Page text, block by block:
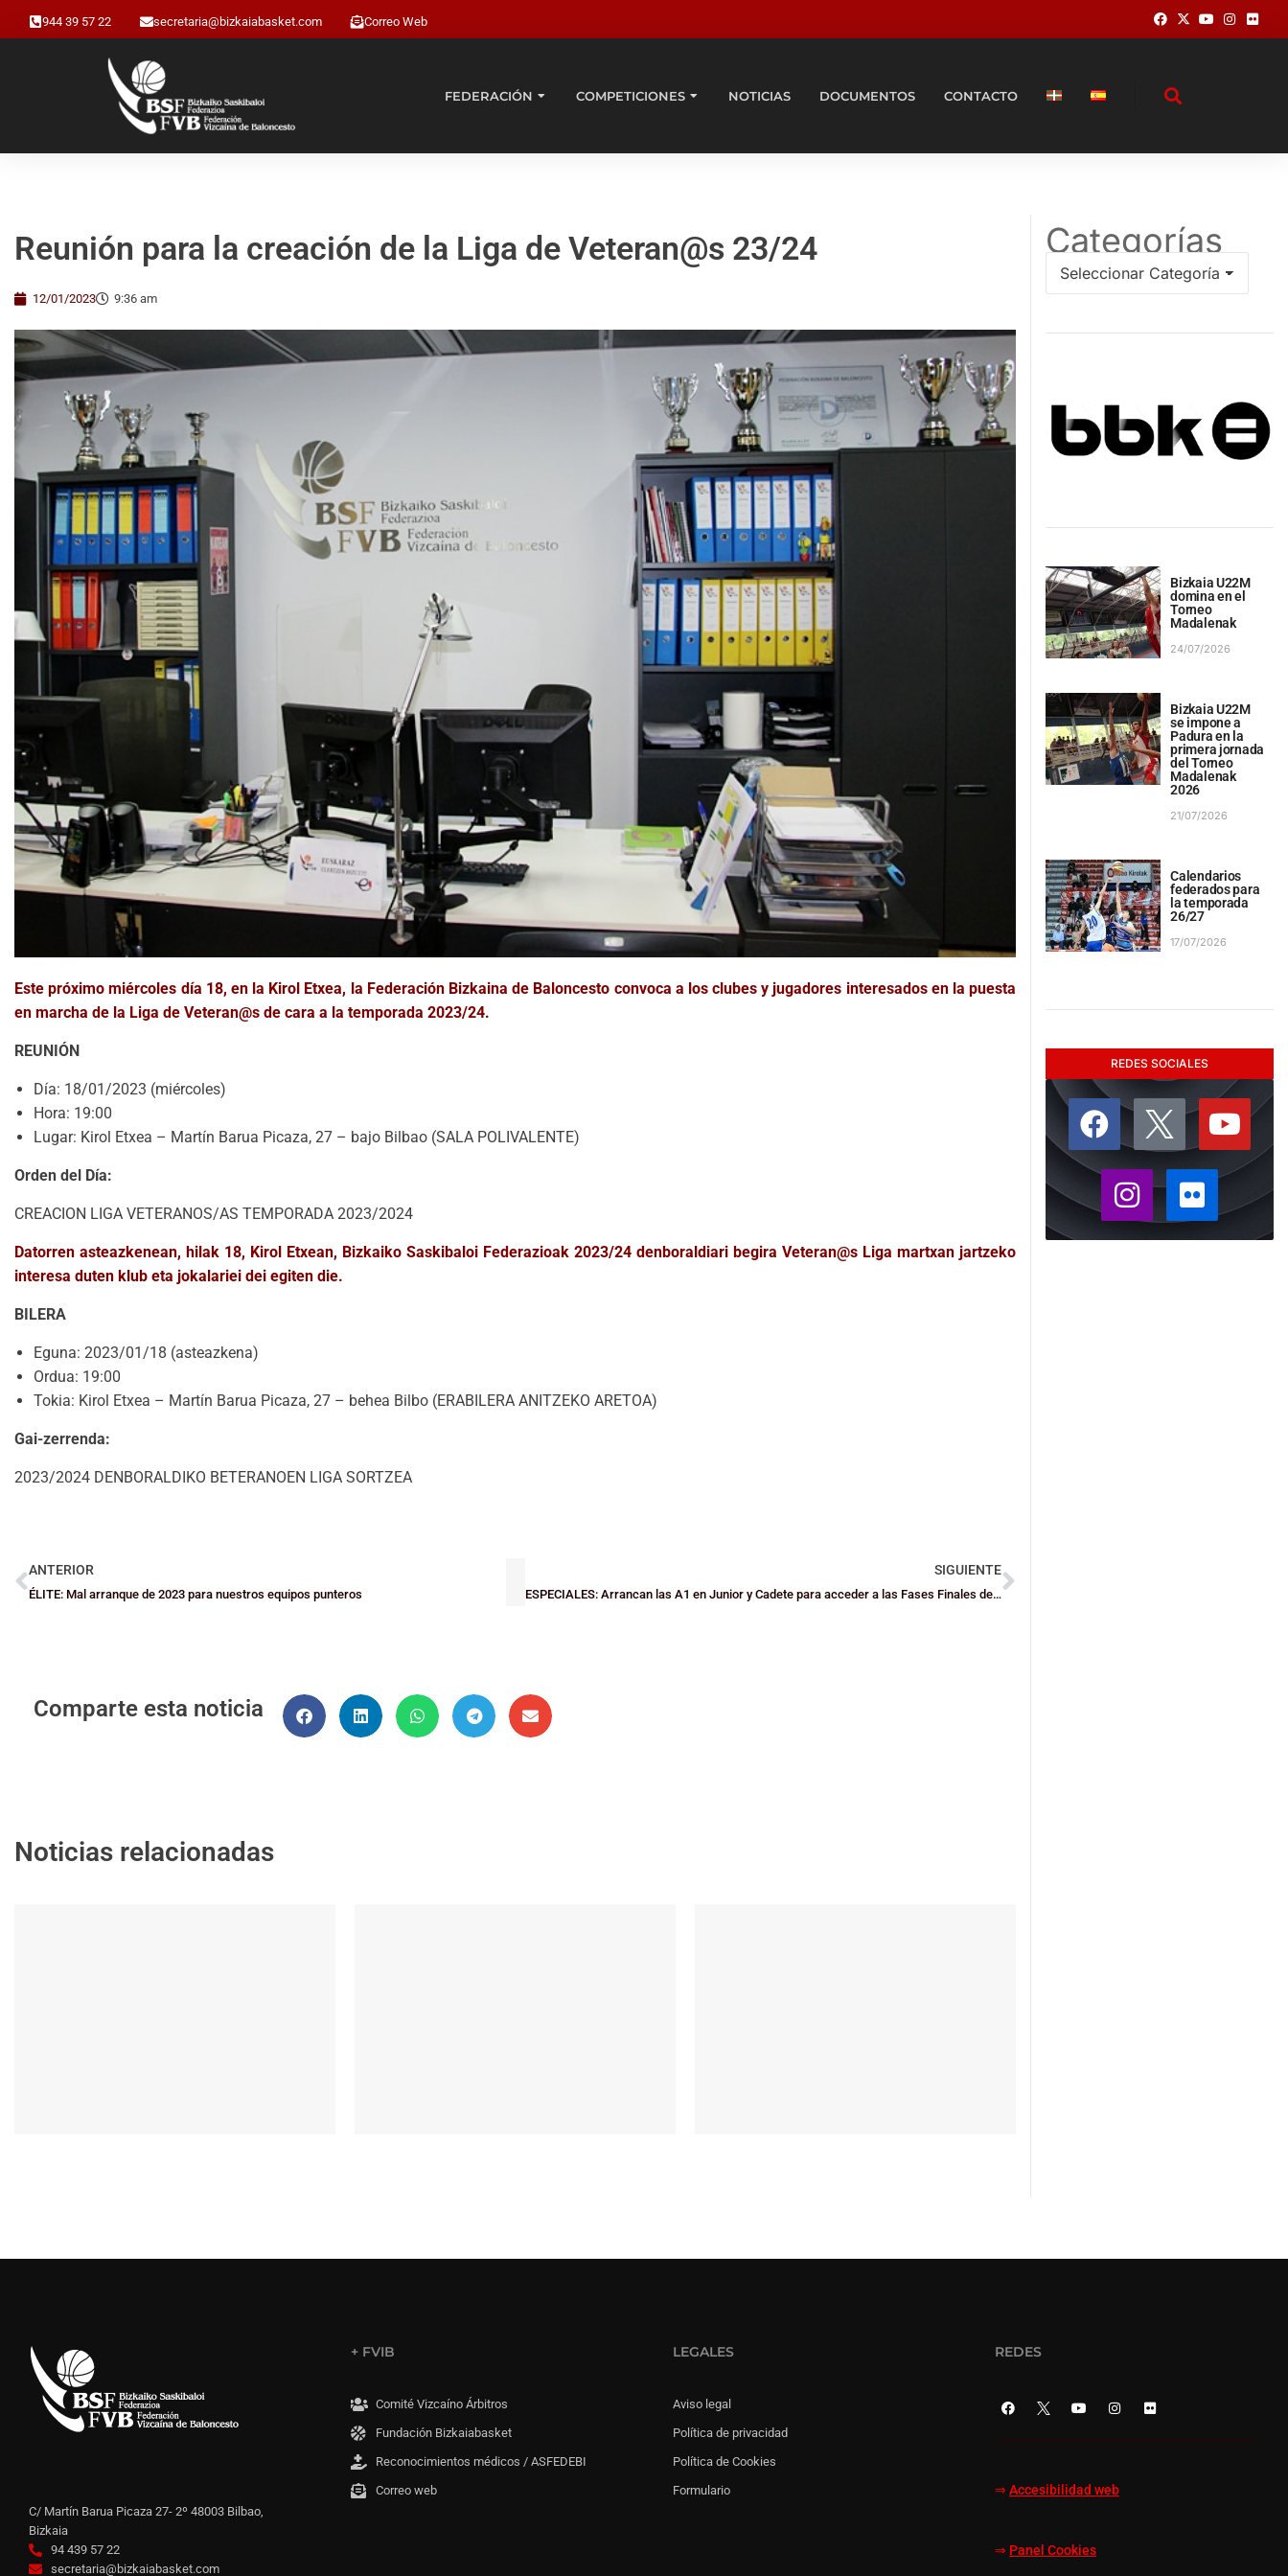
944 39 57 22 secretaria@bizkaiabasket.com Correo Web
FEDERACIÓN COMPETICIONES NOTICIAS DOCUMENTOS CONTACTO
Reunión para la creación de la Liga de Veteran@s 23/24
12/01/2023 9:36 am
Este próximo miércoles día 18, en la Kirol Etxea, la Federación Bizkaina de Baloncesto convoca a los clubes y jugadores interesados en la puesta
en marcha de la Liga de Veteran@s de cara a la temporada 2023/24.
REUNIÓN
Día: 18/01/2023 (miércoles)
Hora: 19:00
Lugar: Kirol Etxea – Martín Barua Picaza, 27 – bajo Bilbao (SALA POLIVALENTE)
Orden del Día:
CREACION LIGA VETERANOS/AS TEMPORADA 2023/2024
Datorren asteazkenean, hilak 18, Kirol Etxean, Bizkaiko Saskibaloi Federazioak 2023/24 denboraldiari begira Veteran@s Liga martxan jartzeko
interesa duten klub eta jokalariei dei egiten die.
BILERA
Eguna: 2023/01/18 (asteazkena)
Ordua: 19:00
Tokia: Kirol Etxea – Martín Barua Picaza, 27 – behea Bilbo (ERABILERA ANITZEKO ARETOA)
Gai-zerrenda:
2023/2024 DENBORALDIKO BETERANOEN LIGA SORTZEA
ANTERIOR
ÉLITE: Mal arranque de 2023 para nuestros equipos punteros
SIGUIENTE
ESPECIALES: Arrancan las A1 en Junior y Cadete para acceder a las Fases Finales de Bizkaia
Comparte esta noticia
Noticias relacionadas
Categorías
Bizkaia U22M
domina en el
Torneo
Madalenak
24/07/2026
Bizkaia U22M
se impone a
Padura en la
primera jornada
del Torneo
Madalenak
2026
21/07/2026
Calendarios
federados para
la temporada
26/27
17/07/2026
REDES SOCIALES
C/ Martín Barua Picaza 27- 2º 48003 Bilbao,
Bizkaia
94 439 57 22
secretaria@bizkaiabasket.com
+ FVIB
Comité Vizcaíno Árbitros
Fundación Bizkaiabasket
Reconocimientos médicos / ASFEDEBI
Correo web
LEGALES
Aviso legal
Política de privacidad
Política de Cookies
Formulario
REDES
⇒ Accesibilidad web
⇒ Panel Cookies